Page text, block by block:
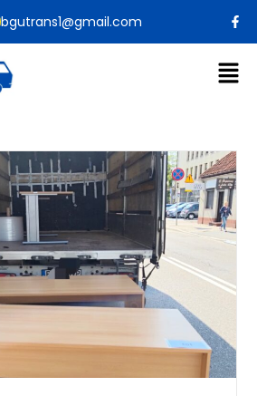
bgutrans1@gmail.com